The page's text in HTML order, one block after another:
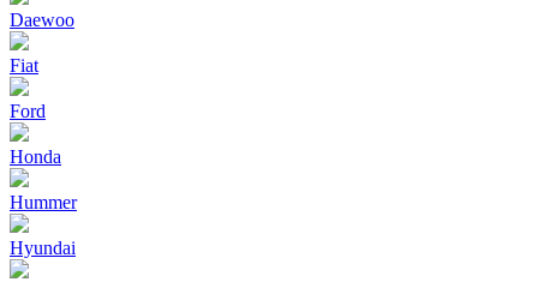
Daewoo
Fiat
Ford
Honda
Hummer
Hyundai